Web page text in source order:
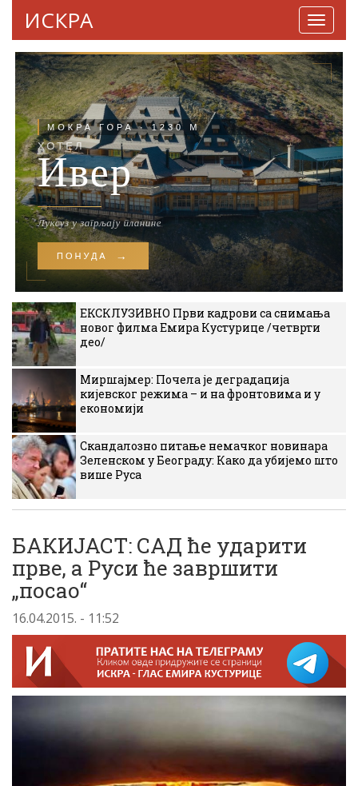
ИСКРА
ЕКСКЛУЗИВНО Први кадрови са снимања
новог филма Емира Кустурице /четврти
део/
Миршајмер: Почела је деградација
кијевског режима – и на фронтовима и у
економији
Скандалозно питање немачког новинара
Зеленском у Београду: Како да убијемо што
више Руса
БАКИЈАСТ: САД ће ударити
прве, а Руси ће завршити
„посао“
16.04.2015. - 11:52